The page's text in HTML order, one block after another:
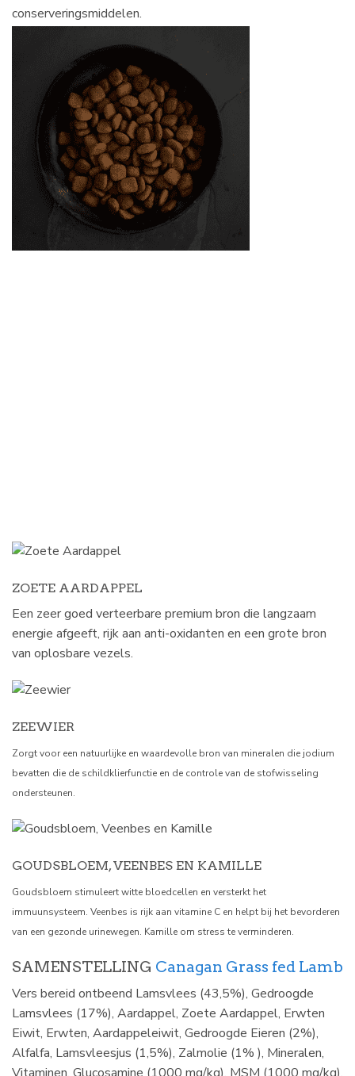
conserveringsmiddelen.
ZOETE AARDAPPEL
Een zeer goed verteerbare premium bron die langzaam
energie afgeeft, rijk aan anti-oxidanten en een grote bron
van oplosbare vezels.
ZEEWIER
Zorgt voor een natuurlijke en waardevolle bron van mineralen die jodium
bevatten die de schildklierfunctie en de controle van de stofwisseling
ondersteunen.
GOUDSBLOEM, VEENBES EN KAMILLE
Goudsbloem stimuleert witte bloedcellen en versterkt het
immuunsysteem. Veenbes is rijk aan vitamine C en helpt bij het bevorderen
van een gezonde urinewegen. Kamille om stress te verminderen.
SAMENSTELLING Canagan Grass fed Lamb
Vers bereid ontbeend Lamsvlees (43,5%), Gedroogde
Lamsvlees (17%), Aardappel, Zoete Aardappel, Erwten
Eiwit, Erwten, Aardappeleiwit, Gedroogde Eieren (2%),
Alfalfa, Lamsvleesjus (1,5%), Zalmolie (1% ), Mineralen,